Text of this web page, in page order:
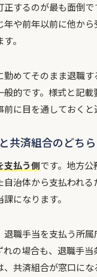
正するのが最も面倒
や前年以前に他から
。
めてそのまま退職
般的です。様式と記
に目を通しておくと
共済組合のどち
支払う側です。地方
治体から支払われる
になります。
退職手当を支払う所属
れの場合も、退職手当
、共済組合が窓口に